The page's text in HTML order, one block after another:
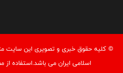
© کليه حقوق خبری و تصويری اين سايت
اسلامی ایران می باشد.استفاده از